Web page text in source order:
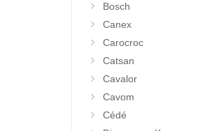
Bosch
Canex
Carocroc
Catsan
Cavalor
Cavom
Cédé